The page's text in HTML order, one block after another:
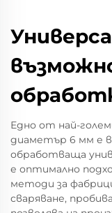
Едно от най-
диаметър 6 мм е
обработваща
е оптимално
методи за
сваряване,